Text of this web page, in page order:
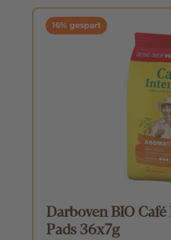
16% gespart
Darboven BIO
Pads 36x7g